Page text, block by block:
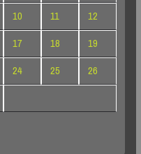
10 11
12
17 18
19
24 25
26